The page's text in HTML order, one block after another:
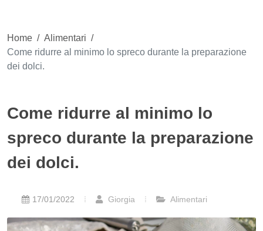
Home / Alimentari /
Come ridurre al minimo lo spreco durante la preparazione
dei dolci.
Come ridurre al minimo lo
spreco durante la preparazione
dei dolci.
17/01/2022 Giorgia Alimentari